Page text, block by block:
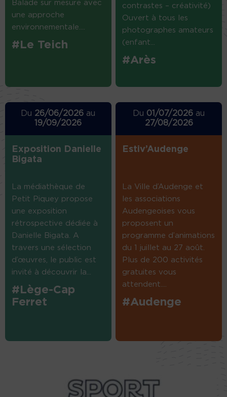
Balade sur mesure avec
une approche
environnementale....
#Le Teich
contrastes – créativité)
Ouvert à tous les
photographes amateurs
(enfant...
#Arès
Du 26/06/2026 au
19/09/2026
Exposition Danielle
Bigata
La médiathèque de
Petit Piquey propose
une exposition
rétrospective dédiée à
Danielle Bigata. A
travers une sélection
d’œuvres, le public est
invité à découvrir la...
#Lège-Cap
Ferret
Du 01/07/2026 au
27/08/2026
Estiv’Audenge
La Ville d’Audenge et
les associations
Audengeoises vous
proposent un
programme d’animations
du 1 juillet au 27 août.
Plus de 200 activités
gratuites vous
attendent....
#Audenge